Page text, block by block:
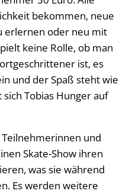
bekommen, neue
erlernen oder neu mit
keine Rolle, ob man
ist, es
und der Spaß steht wie
Tobias Hunger auf
und
Skate-Show ihren
was sie während
Es werden weitere